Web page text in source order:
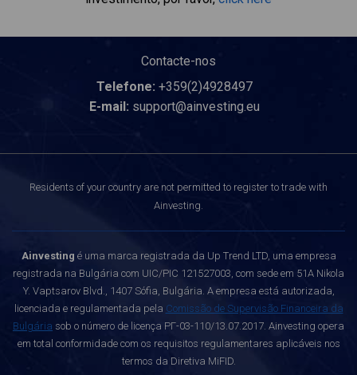
Contacte-nos
Telefone: +359(2)4928497
E-mail: support@ainvesting.eu
Residents of your country are not permitted to register to trade with
Ainvesting.
Ainvesting é uma marca registrada da Up Trend LTD, uma empresa
registrada na Bulgária com UIC/PIC 121527003, com sede em 51A Nikola
Y. Vaptsarov Blvd., 1407 Sófia, Bulgária. A empresa está autorizada,
licenciada e regulamentada pela Comissão de Supervisão Financeira da
Bulgária sob o número de licença РГ-03-110/13.07.2017. Ainvesting opera
em total conformidade com os requisitos regulamentares aplicáveis nos
termos da Diretiva MiFID.